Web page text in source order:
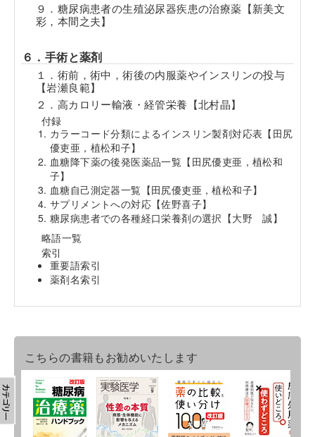
９．糖尿病患者の生殖泌尿器疾患の治療薬【新美文
彩，本間之夫】
６．手術と薬剤
１．術前，術中，術後の内服薬やインスリンの投与
【岩瀬良範】
２．高カロリー輸液・経管栄養【北村晶】
付録
カラーコード分類によるインスリン製剤対応表【田尻
優吏亜，植松和子】
血糖降下薬の後発医薬品一覧【田尻優吏亜，植松和
子】
血糖自己測定器一覧【田尻優吏亜，植松和子】
サプリメントへの対応【佐野喜子】
糖尿病患者での各種経口栄養剤の選択【大野 誠】
略語一覧
索引
重要語索引
薬剤名索引
こちらの書籍もお勧めいたします